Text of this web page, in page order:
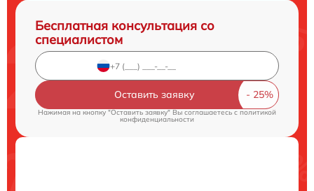
Бесплатная консультация со
специалистом
Оставить заявку
Нажимая на кнопку "Оставить заявку" Вы соглашаетесь cполитикой
конфиденциальности